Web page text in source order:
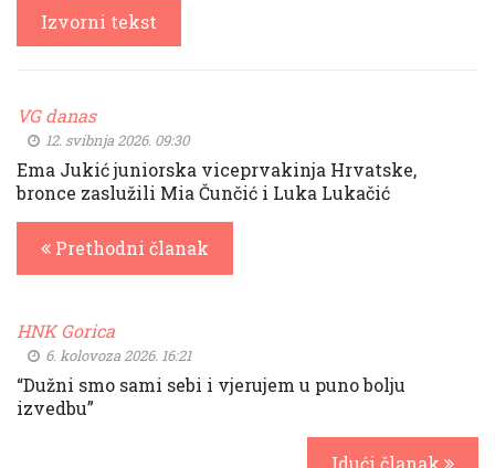
Izvorni tekst
VG danas
12. svibnja 2026. 09:30
Ema Jukić juniorska viceprvakinja Hrvatske,
bronce zaslužili Mia Čunčić i Luka Lukačić
Prethodni članak
HNK Gorica
6. kolovoza 2026. 16:21
“Dužni smo sami sebi i vjerujem u puno bolju
izvedbu”
Idući članak